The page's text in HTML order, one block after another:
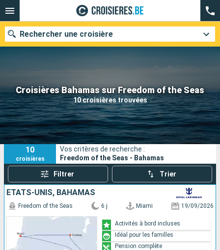
Croisières Bahamas sur Freedom of the Seas
10 croisières trouvées
Rechercher une croisière
Nos destinations
Mois de départ
Ports Compagnies
Rechercher
10
croisières
Vos critères de recherche :
Freedom of the Seas - Bahamas
Filtrer Trier
ÉTATS-UNIS, BAHAMAS
Freedom of the Seas 6 j Miami 19/09/2026
Activités à bord incluses
Idéal pour les familles
Pension complète